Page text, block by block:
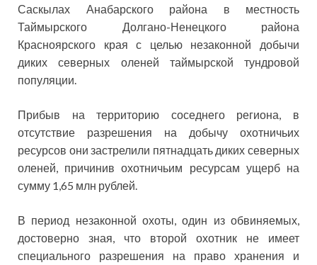
Саскылах Анабарского района в местность
Таймырского Долгано-Ненецкого района
Красноярского края с целью незаконной добычи
диких северных оленей таймырской тундровой
популяции.
Прибыв на территорию соседнего региона, в
отсутствие разрешения на добычу охотничьих
ресурсов они застрелили пятнадцать диких северных
оленей, причинив охотничьим ресурсам ущерб на
сумму 1,65 млн рублей.
В период незаконной охоты, один из обвиняемых,
достоверно зная, что второй охотник не имеет
специального разрешения на право хранения и